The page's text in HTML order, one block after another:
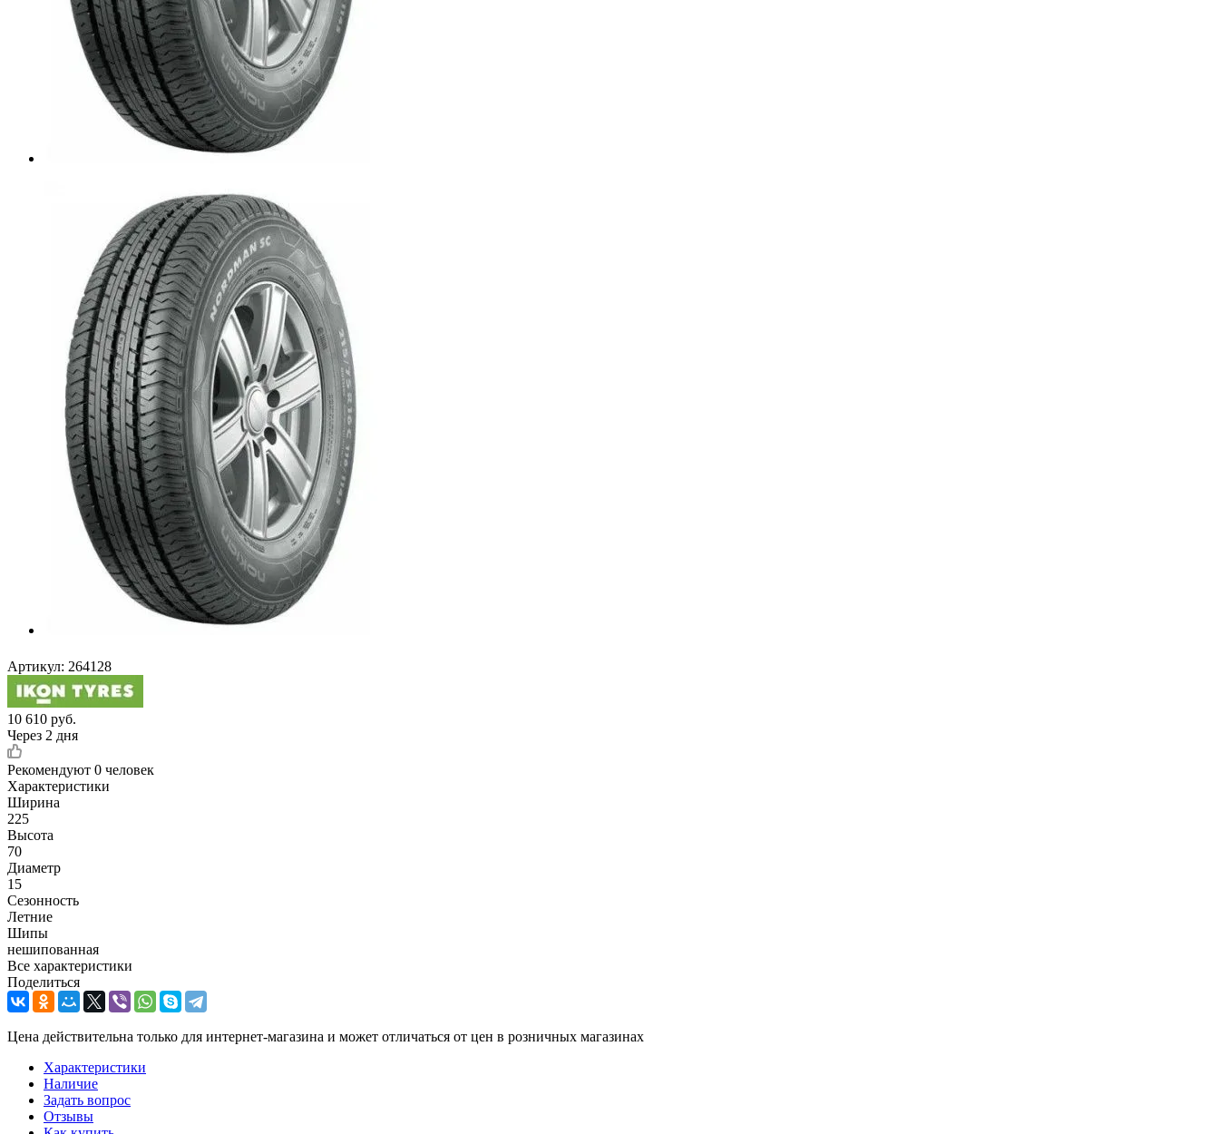
Артикул: 264128
10 610 руб.
Через 2 дня
Рекомендуют 0 человек
Характеристики
Ширина
225
Высота
70
Диаметр
15
Сезонность
Летние
Шипы
нешипованная
Все характеристики
Поделиться
Цена действительна только для интернет-магазина и может отличаться от цен в розничных магазинах
Характеристики
Наличие
Задать вопрос
Отзывы